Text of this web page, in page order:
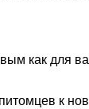
как для
к